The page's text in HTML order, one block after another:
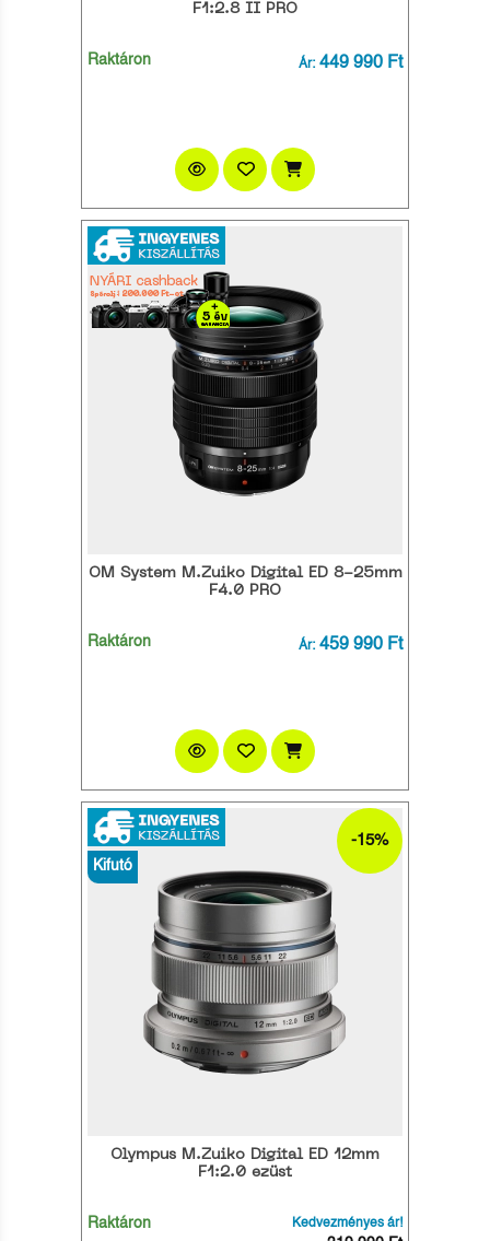
F1:2.8 II PRO
Raktáron Ár: 449 990 Ft
OM System M.Zuiko Digital ED 8-25mm
F4.0 PRO
Raktáron Ár: 459 990 Ft
Kifutó
-15%
Olympus M.Zuiko Digital ED 12mm
F1:2.0 ezüst
Raktáron Kedvezményes ár!